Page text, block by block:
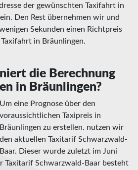
der gewünschten Taxifahrt in
Den Rest übernehmen wir und
Sekunden einen Richtpreis
in Bräunlingen.
die Berechnung
in Bräunlingen?
Um eine Prognose über den
voraussichtlichen Taxipreis in
Bräunlingen zu erstellen. nutzen wir
den aktuellen Taxitarif Schwarzwald-
Baar. Dieser wurde zuletzt im Juni
Taxitarif Schwarzwald-Baar besteht